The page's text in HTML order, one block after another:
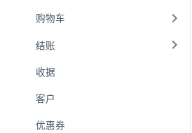
购物车
结账
收据
客户
优惠券